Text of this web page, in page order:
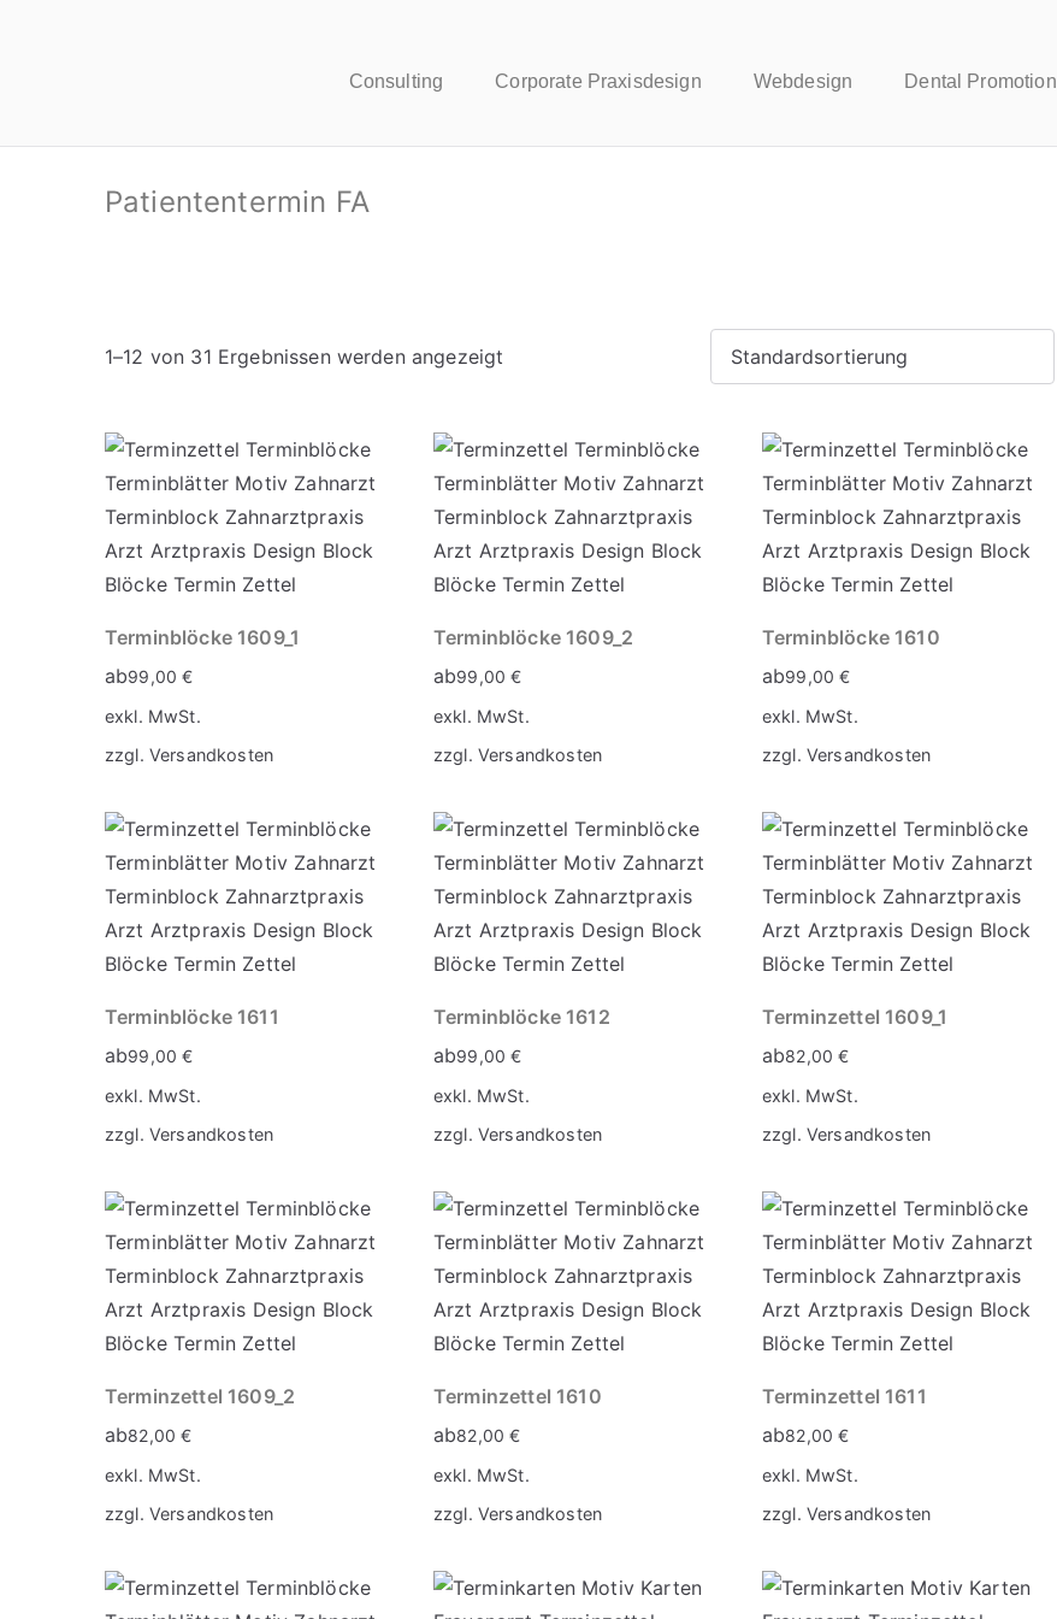
Consulting Corporate Praxisdesign Webdesign Dental Promotion
Patiententermin FA
1–12 von 31 Ergebnissen werden angezeigt
Terminblöcke 1609_1
ab99,00€
exkl. MwSt.
zzgl. Versandkosten
Terminblöcke 1609_2
ab99,00€
exkl. MwSt.
zzgl. Versandkosten
Terminblöcke 1610
ab99,00€
exkl. MwSt.
zzgl. Versandkosten
Terminblöcke 1611
ab99,00€
exkl. MwSt.
zzgl. Versandkosten
Terminblöcke 1612
ab99,00€
exkl. MwSt.
zzgl. Versandkosten
Terminzettel 1609_1
ab82,00€
exkl. MwSt.
zzgl. Versandkosten
Terminzettel 1609_2
ab82,00€
exkl. MwSt.
zzgl. Versandkosten
Terminzettel 1610
ab82,00€
exkl. MwSt.
zzgl. Versandkosten
Terminzettel 1611
ab82,00€
exkl. MwSt.
zzgl. Versandkosten